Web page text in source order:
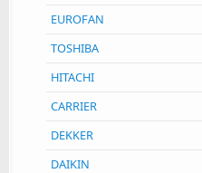
EUROFAN
TOSHIBA
HITACHI
CARRIER
DEKKER
DAIKIN